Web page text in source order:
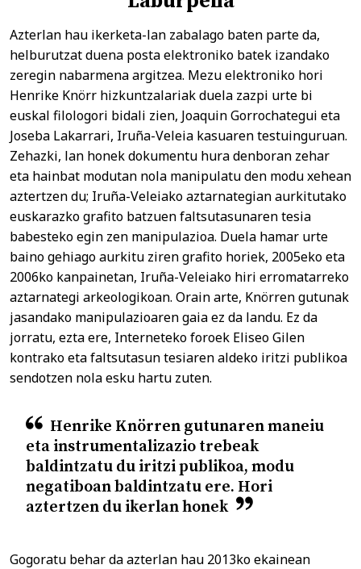
Azterlan hau ikerketa-lan zabalago baten parte da,
helburutzat duena posta elektroniko batek izandako
zeregin nabarmena argitzea. Mezu elektroniko hori
Henrike Knörr hizkuntzalariak duela zazpi urte bi
euskal filologori bidali zien, Joaquin Gorrochategui eta
Joseba Lakarrari, Iruña-Veleia kasuaren testuinguruan.
Zehazki, lan honek dokumentu hura denboran zehar
eta hainbat modutan nola manipulatu den modu xehean
aztertzen du; Iruña-Veleiako aztarnategian aurkitutako
euskarazko grafito batzuen faltsutasunaren tesia
babesteko egin zen manipulazioa. Duela hamar urte
baino gehiago aurkitu ziren grafito horiek, 2005eko eta
2006ko kanpainetan, Iruña-Veleiako hiri erromatarreko
aztarnategi arkeologikoan. Orain arte, Knörren gutunak
jasandako manipulazioaren gaia ez da landu. Ez da
jorratu, ezta ere, Interneteko foroek Eliseo Gilen
kontrako eta faltsutasun tesiaren aldeko iritzi publikoa
sendotzen nola esku hartu zuten.
Henrike Knörren gutunaren maneiu
eta instrumentalizazio trebeak
baldintzatu du iritzi publikoa, modu
negatiboan baldintzatu ere. Hori
aztertzen du ikerlan honek
Gogoratu behar da azterlan hau 2013ko ekainean